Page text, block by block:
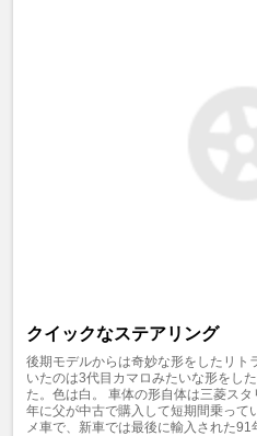
クイックなステアリング
後期モデルからは奇妙な形をしたリト
いたのは3代目カマロみたいな形をし
た。色は白。 車体の形自体は三菱ス
年に父が中古で購入して短期間乗って
メ車で、新車では最後に輸入された91